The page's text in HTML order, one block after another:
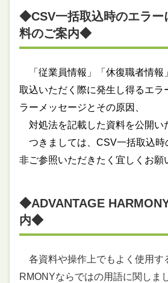
◆CSV一括取込時のエラー
料のご案内◆
「従業員情報」「休復職者情報
取込いただく際に発生し得るエラ
ラーメッセージとその原因、
対処法を記載した資料を公開い
つきましては、CSV一括取込時
非ご参照いただきたく宜しくお願
◆ADVANTAGE
内◆
各資料や操作上でもよく使用す
RMONYならではの用語に関しま